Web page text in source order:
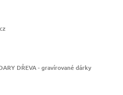
DŘEVA - gravírované dárky